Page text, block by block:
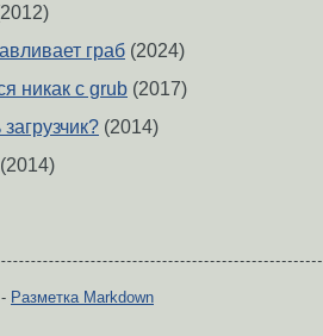
граб (2024)
никак с grub (2017)
(2014)
(2014)
Разметка Markdown